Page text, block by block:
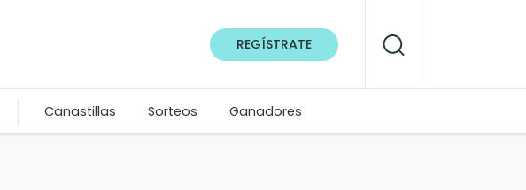
REGÍSTRATE
Canastillas Sorteos Ganadores